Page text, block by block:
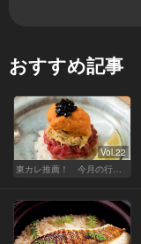
おすすめ記事
Vol.22
東カレ推薦！ 今月の行くべき店